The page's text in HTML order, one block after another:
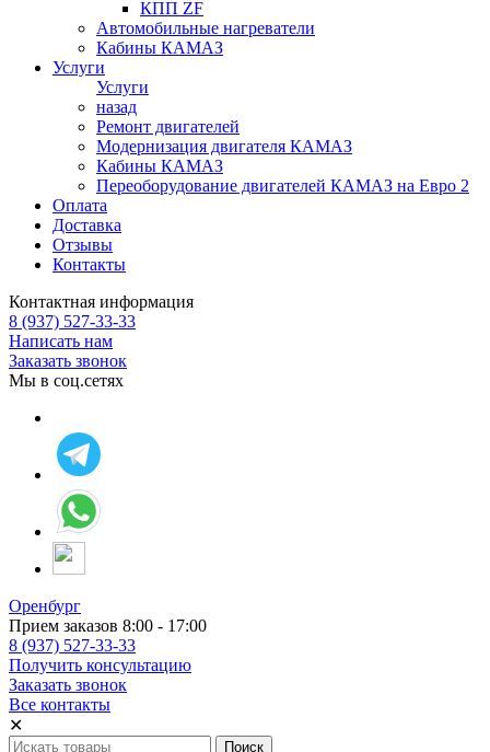
КПП ZF
Автомобильные нагреватели
Кабины КАМАЗ
Услуги
Услуги
назад
Ремонт двигателей
Модернизация двигателя КАМАЗ
Кабины КАМАЗ
Переоборудование двигателей КАМАЗ на Евро 2
Оплата
Доставка
Отзывы
Контакты
Контактная информация
8 (937) 527-33-33
Написать нам
Заказать звонок
Мы в соц.сетях
Оренбург
Прием заказов 8:00 - 17:00
8 (937) 527-33-33
Получить консультацию
Заказать звонок
Все контакты
✕